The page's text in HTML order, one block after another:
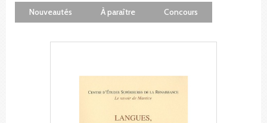
Nouveautés À paraître Concours